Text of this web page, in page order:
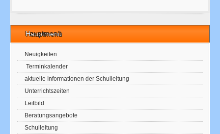
Hauptmenü
Neuigkeiten
Terminkalender
aktuelle Informationen der Schulleitung
Unterrichtszeiten
Leitbild
Beratungsangebote
Schulleitung